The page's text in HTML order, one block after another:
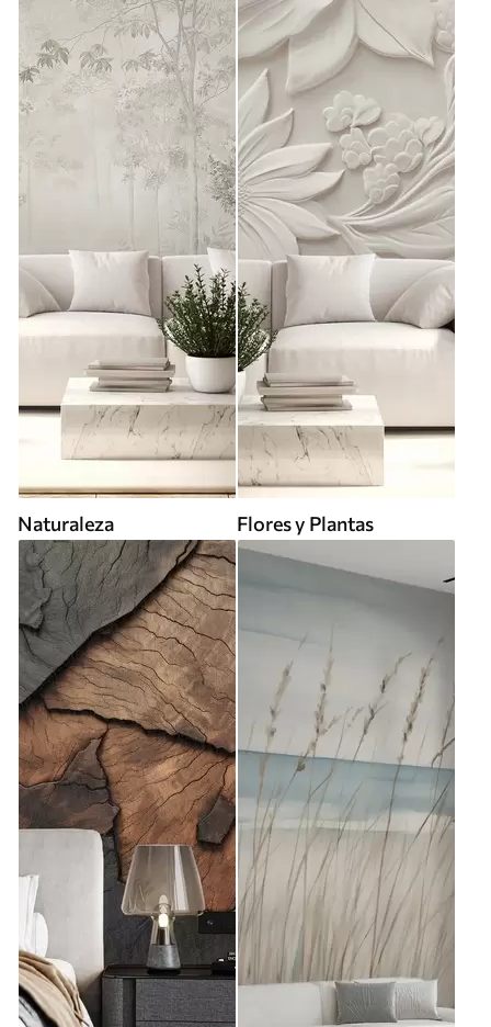
Naturaleza Flores y Plantas